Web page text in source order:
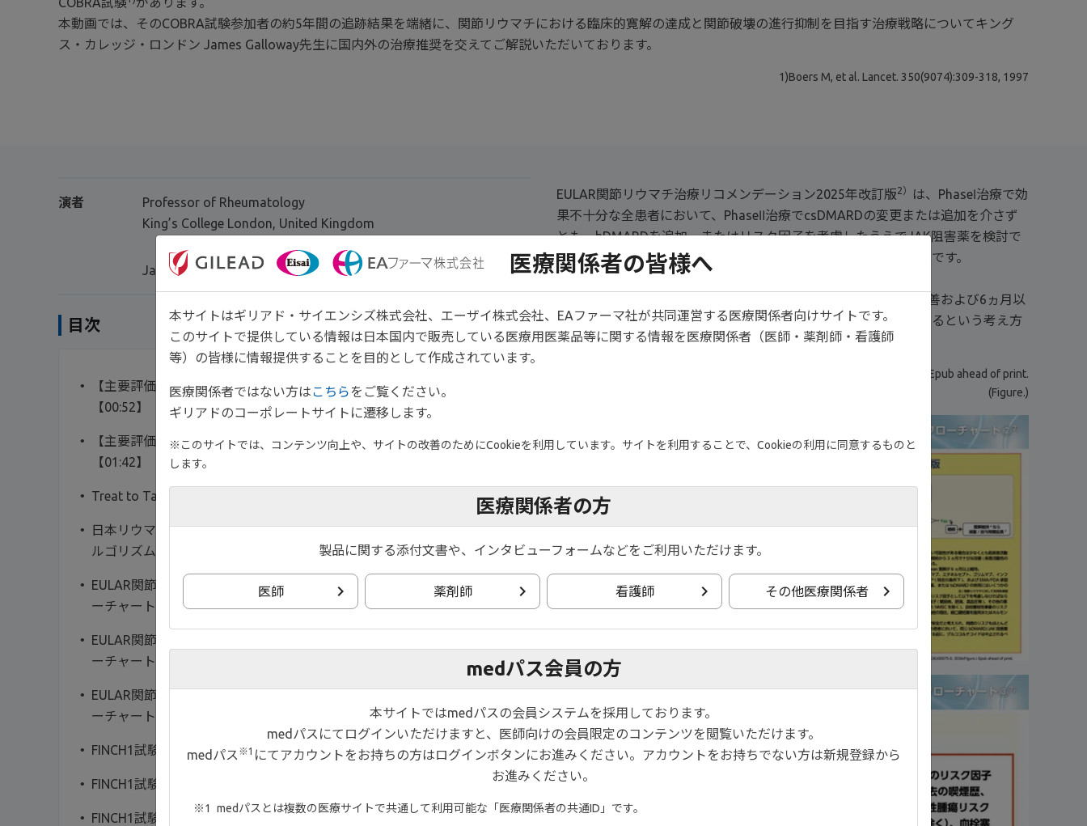
本動画では、そのCOBRA試験参加者の約5年間の追跡結果を端緒に、関節リウマチにおける臨床的寛解の達成と関節破壊の進行抑制を目指す治療戦略についてキング
ス・カレッジ・ロンドン James Galloway先生に国内外の治療推奨を交えてご解説いただいております。
1)Boers M, et al. Lancet. 350(9074):309-318, 1997
EULAR関節リウマチ治療リコメンデーション2025年改訂版2）
は、PhaseⅠ治療で効
果不十分な全患者において、PhaseⅡ治療でcsDMARDの変更または追加を介さず
とも、bDMARDを追加、またはリスク因子を考慮したうえでJAK阻害薬を検討で
きるとされました。これは、従来のアプローチからの重要な変化です。
その根拠はT2Tの概念に基づいています。
PhaseⅠ治療において、MTXあるいはcsDMARDsで3ヵ月以内に改善および6ヵ月以
内に治療目標を達成しなかったことが「不良な予後の兆候」であるという考え方
があります。
2）Smolen JS, et al. Ann Rheum Dis. S0003-4967(26)00075-0, 2026 Epub ahead of print.
(Figure.)
演者
Professor of Rheumatology
King’s College London, United Kingdom
James Galloway, MB ChB, PhD, FRCP
目次
【主要評価項目】Sharp-scoreの進行（関節破壊）（海外データ）
【00:52】
【主要評価項目】DAS28スコアの推移（疾患活動性）（海外データ）
【01:42】
Treat to Target（T2T）戦略【03:01】
日本リウマチ学会 関節リウマチ診療ガイドライン2024改訂 薬物治療ア
ルゴリズム【03:43】
EULAR関節リウマチ治療リコメンデーション2025年改訂版に基づくフロ
ーチャート①【04:14】
EULAR関節リウマチ治療リコメンデーション2025年改訂版に基づくフロ
ーチャート②【05:20】
EULAR関節リウマチ治療リコメンデーション2025年改訂版に基づくフロ
ーチャート③【06:26】
FINCH1試験：試験概要【08:08】
FINCH1試験：患者背景【09:57】
FINCH1試験：投与12週時のACR20改善率（主要評価項目〔検証的解析
医療関係者の皆様へ
本サイトはギリアド・サイエンシズ株式会社、エーザイ株式会社、EAファーマ社が共同運営する医療関係者向けサイトです。
このサイトで提供している情報は日本国内で販売している医療用医薬品等に関する情報を医療関係者（医師・薬剤師・看護師
等）の皆様に情報提供することを目的として作成されています。
医療関係者ではない方はこちら をご覧ください。
ギリアドのコーポレートサイトに遷移します。
※このサイトでは、コンテンツ向上や、サイトの改善のためにCookieを利用しています。サイトを利用することで、Cookieの利用に同意するものと
します。
医療関係者の方
製品に関する添付文書や、インタビューフォームなどをご利用いただけます。
医師 薬剤師 看護師 その他医療関係者
medパス会員の方
本サイトではmedパスの会員システムを採用しております。
medパスにてログインいただけますと、医師向けの会員限定のコンテンツを閲覧いただけます。
medパス ※1 にてアカウントをお持ちの方はログインボタンにお進みください。アカウントをお持ちでない方は新規登録から
お進みください。
medパスとは複数の医療サイトで共通して利用可能な「医療関係者の共通ID」です。